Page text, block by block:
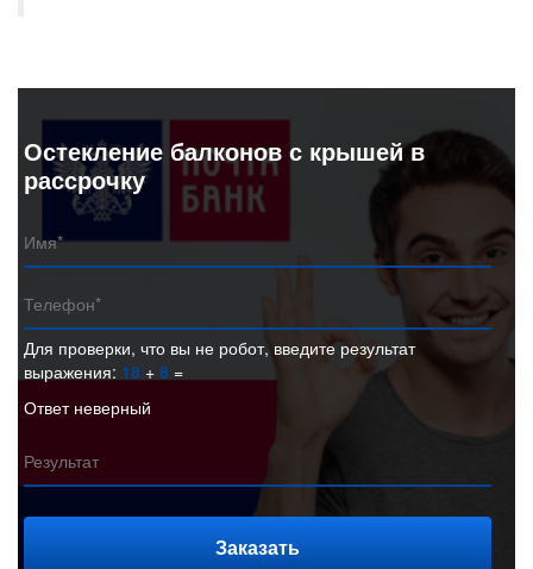
Остекление балконов с крышей в
рассрочку
Для проверки, что вы не робот, введите результат
выражения: 18 + 8 =
Ответ неверный